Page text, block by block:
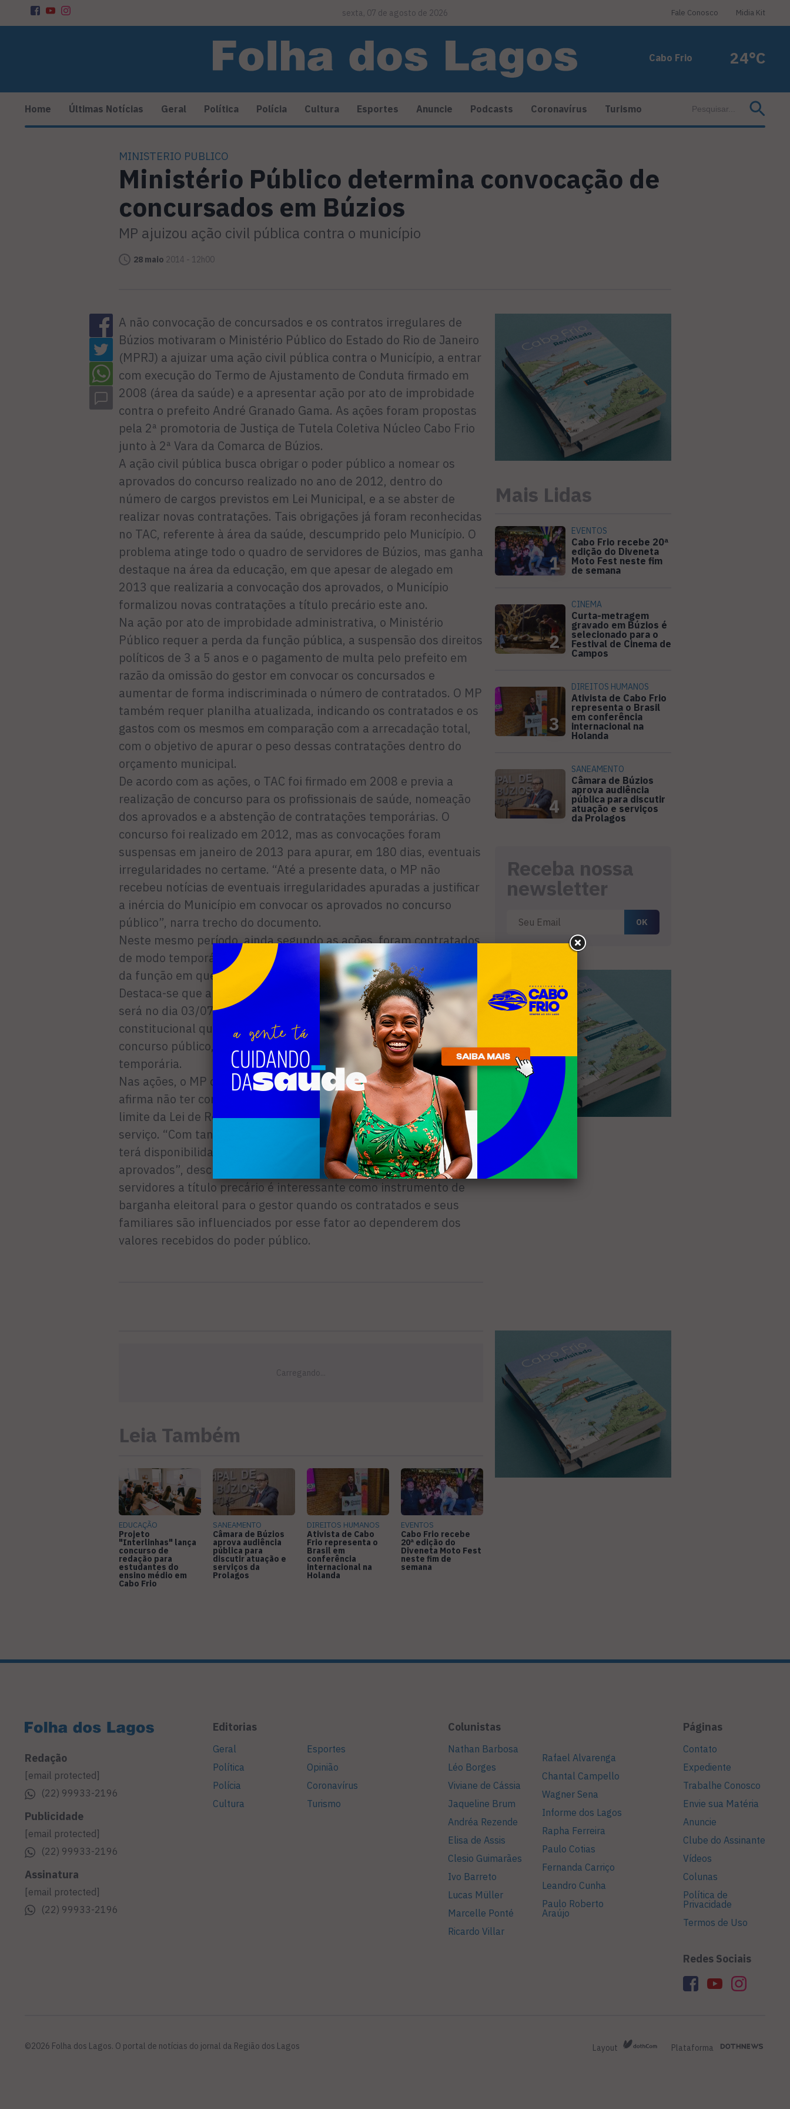
sexta, 07 de agosto de 2026 Fale Conosco Midia Kit
Cabo Frio 24°C
Home Últimas Notícias Geral Política Polícia Cultura Esportes Anuncie Podcasts Coronavírus Turismo
MINISTERIO PUBLICO
Ministério Público determina convocação de
concursados em Búzios
MP ajuizou ação civil pública contra o município
28 maio 2014 - 12h00
A não convocação de concursados e os contratos irregulares de
Búzios motivaram o Ministério Público do Estado do Rio de Janeiro
(MPRJ) a ajuizar uma ação civil pública contra o Município, a entrar
com execução do Termo de Ajustamento de Conduta firmado em
2008 (área da saúde) e a apresentar ação por ato de improbidade
contra o prefeito André Granado Gama. As ações foram propostas
pela 2ª promotoria de Justiça de Tutela Coletiva Núcleo Cabo Frio
junto à 2ª Vara da Comarca de Búzios.
A ação civil pública busca obrigar o poder público a nomear os
aprovados do concurso realizado no ano de 2012, dentro do
número de cargos previstos em Lei Municipal, e a se abster de
realizar novas contratações. Tais obrigações já foram reconhecidas
no TAC, referente à área da saúde, descumprido pelo Município. O
problema atinge todo o quadro de servidores de Búzios, mas ganha
destaque na área da educação, em que apesar de alegado em
2013 que realizaria a convocação dos aprovados, o Município
formalizou novas contratações a título precário este ano.
Na ação por ato de improbidade administrativa, o Ministério
Público requer a perda da função pública, a suspensão dos direitos
políticos de 3 a 5 anos e o pagamento de multa pelo prefeito em
razão da omissão do gestor em convocar os concursados e
aumentar de forma indiscriminada o número de contratados. O MP
também requer planilha atualizada, indicando os contratados e os
gastos com os mesmos em comparação com a arrecadação total,
com o objetivo de apurar o peso dessas contratações dentro do
orçamento municipal.
De acordo com as ações, o TAC foi firmado em 2008 e previa a
realização de concurso para os profissionais de saúde, nomeação
dos aprovados e a abstenção de contratações temporárias. O
concurso foi realizado em 2012, mas as convocações foram
suspensas em janeiro de 2013 para apurar, em 180 dias, eventuais
irregularidades no certame. “Até a presente data, o MP não
recebeu notícias de eventuais irregularidades apuradas a justificar
a inércia do Município em convocar os aprovados no concurso
público”, narra trecho do documento.
Neste mesmo período, ainda segundo as ações, foram contratados
de modo temporário cerca de 1.175 servidores, alguns no exercício
da função em que há concursados aguardando nomeação e posse.
Destaca-se que a data limite para a convocação dos aprovados
será no dia 03/07 do corrente ano. A conduta fere a norma
constitucional que prevê a contratação direta, fora da regra do
concurso público, apenas em situações excepcionais e de forma
temporária.
Nas ações, o MP questiona o posicionamento do Município que
afirma não ter condições de convocar os nomeados por causa do
limite da Lei de Responsabilidade Fiscal e a descontinuidade do
serviço. “Com tantos servidores contratados nunca o Município
terá disponibilidade financeira para formalizar as nomeações de
aprovados”, descreve a ação. E concluí que a manutenção desses
servidores a título precário é interessante como instrumento de
barganha eleitoral para o gestor quando os contratados e seus
familiares são influenciados por esse fator ao dependerem dos
valores recebidos do poder público.
Mais Lidas
1
EVENTOS
Cabo Frio recebe 20ª
edição do Diveneta
Moto Fest neste fim
de semana
2
CINEMA
Curta-metragem
gravado em Búzios é
selecionado para o
Festival de Cinema de
Campos
3
DIREITOS HUMANOS
Ativista de Cabo Frio
representa o Brasil
em conferência
internacional na
Holanda
4
SANEAMENTO
Câmara de Búzios
aprova audiência
pública para discutir
atuação e serviços
da Prolagos
Receba nossa
newsletter
Leia Também
EDUCAÇÃO
Projeto
"Interlinhas" lança
concurso de
redação para
estudantes do
ensino médio em
Cabo Frio
SANEAMENTO
Câmara de Búzios
aprova audiência
pública para
discutir atuação e
serviços da
Prolagos
DIREITOS HUMANOS
Ativista de Cabo
Frio representa o
Brasil em
conferência
internacional na
Holanda
EVENTOS
Cabo Frio recebe
20ª edição do
Diveneta Moto Fest
neste fim de
semana
Redação
[email protected]
(22) 99933-2196
Publicidade
[email protected]
(22) 99933-2196
Assinatura
[email protected]
(22) 99933-2196
Editorias
Geral
Política
Polícia
Cultura
Esportes
Opinião
Coronavírus
Turismo
Colunistas
Nathan Barbosa
Léo Borges
Viviane de Cássia
Jaqueline Brum
Andréa Rezende
Elisa de Assis
Clesio Guimarães
Ivo Barreto
Lucas Müller
Marcelle Ponté
Ricardo Villar
Rafael Alvarenga
Chantal Campello
Wagner Sena
Informe dos Lagos
Rapha Ferreira
Paulo Cotias
Fernanda Carriço
Leandro Cunha
Paulo Roberto
Araújo
Páginas
Contato
Expediente
Trabalhe Conosco
Envie sua Matéria
Anuncie
Clube do Assinante
Vídeos
Colunas
Política de
Privacidade
Termos de Uso
Redes Sociais
©2026 Folha dos Lagos. O portal de notícias do jornal da Região dos Lagos Layout Plataforma